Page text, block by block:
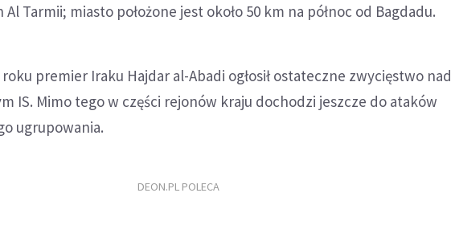
Tarmii; miasto położone jest około 50 km na północ od Bagdadu.
premier Iraku Hajdar al-Abadi ogłosił ostateczne zwycięstwo nad
IS. Mimo tego w części rejonów kraju dochodzi jeszcze do ataków
ugrupowania.
DEON.PL POLECA